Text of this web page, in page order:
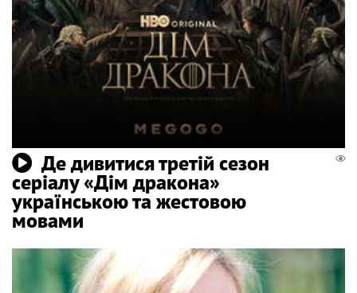
Де дивитися третій сезон
серіалу «Дім дракона»
українською та жестовою
мовами